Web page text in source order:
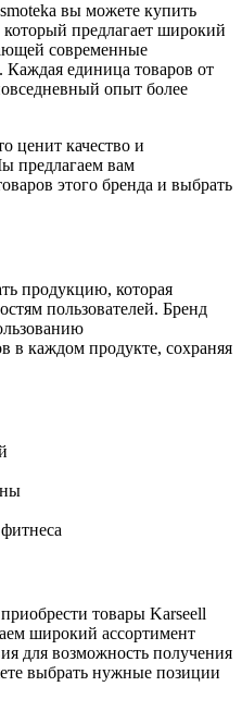
вы можете купить
предлагает широкий
современные
единица товаров от
опыт более
ценит качество и
предлагаем вам
этого бренда и выбрать
продукцию, которая
пользователей. Бренд
в каждом продукте, сохраняя
товары Karseell
широкий ассортимент
для возможность получения
выбрать нужные позиции